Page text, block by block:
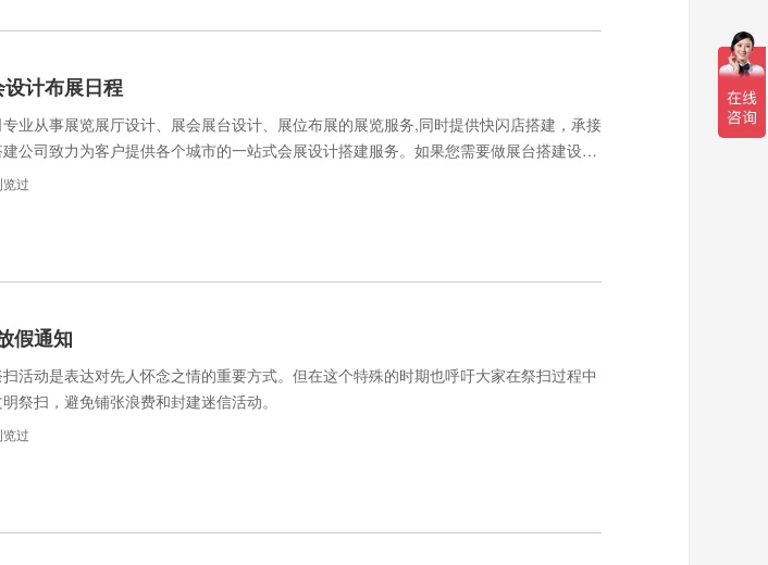
计布展日程
业从事展览展厅设计、展会展台设计、展位布展的展览服务,同时提供快闪店搭建，承接
公司致力为客户提供各个城市的一站式会展设计搭建服务。如果您需要做展台搭建设
览过
假通知
活动是表达对先人怀念之情的重要方式。但在这个特殊的时期也呼吁大家在祭扫过程中
祭扫，避免铺张浪费和封建迷信活动。
览过